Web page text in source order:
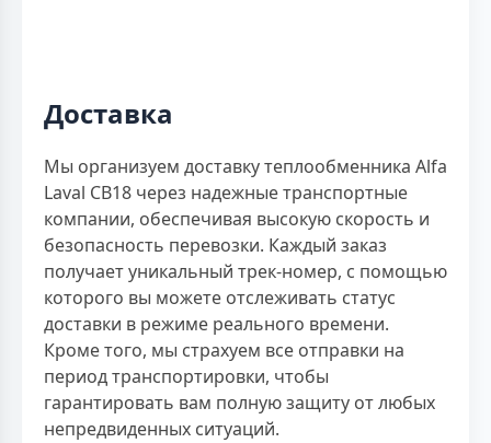
Доставка
Мы организуем доставку теплообменника Alfa
Laval CB18 через надежные транспортные
компании, обеспечивая высокую скорость и
безопасность перевозки. Каждый заказ
получает уникальный трек-номер, с помощью
которого вы можете отслеживать статус
доставки в режиме реального времени.
Кроме того, мы страхуем все отправки на
период транспортировки, чтобы
гарантировать вам полную защиту от любых
непредвиденных ситуаций.